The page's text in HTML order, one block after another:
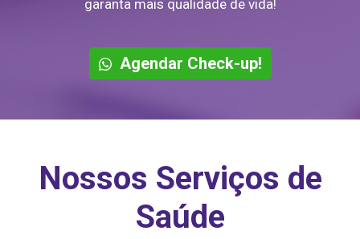
garanta mais qualidade de vida!
Agendar Check-up!
Nossos Serviços de
Saúde